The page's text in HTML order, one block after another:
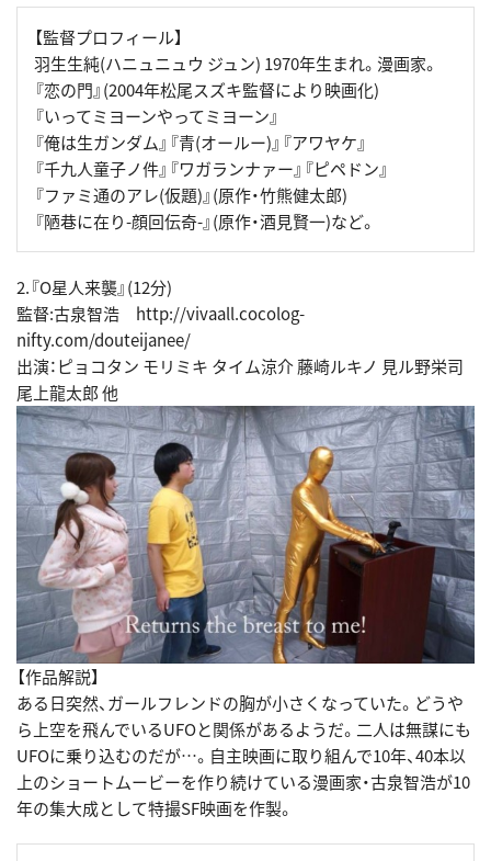
【監督プロフィール】
羽生生純(ハニュニュウ ジュン) 1970年生まれ。漫画家。
『恋の門』(2004年松尾スズキ監督により映画化)
『いってミヨーンやってミヨーン』
『俺は生ガンダム』『青(オールー)』『アワヤケ』
『千九人童子ノ件』『ワガランナァー』『ピペドン』
『ファミ通のアレ(仮題)』(原作・竹熊健太郎)
『陋巷に在り-顔回伝奇-』(原作・酒見賢一)など。
2.『O星人来襲』(12分)
監督:古泉智浩 http://vivaall.cocolog-
nifty.com/douteijanee/
出演：ピョコタン モリミキ タイム涼介 藤崎ルキノ 見ル野栄司
尾上龍太郎 他
【作品解説】
ある日突然、ガールフレンドの胸が小さくなっていた。どうや
ら上空を飛んでいるUFOと関係があるようだ。二人は無謀にも
UFOに乗り込むのだが…。自主映画に取り組んで10年、40本以
上のショートムービーを作り続けている漫画家・古泉智浩が10
年の集大成として特撮SF映画を作製。